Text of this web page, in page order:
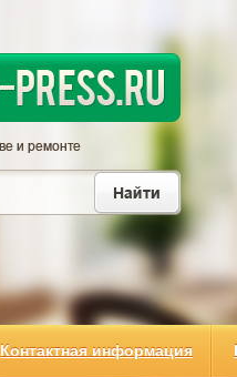
Контактная информация